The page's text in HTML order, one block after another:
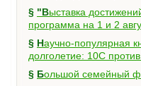
§ "Выставка достижений: Кировский": культурная
программа на 1 и 2
§ Научно-популярная книга. Ольга Шестова "Красивое
долголетие: 10C
§
Большой семейный